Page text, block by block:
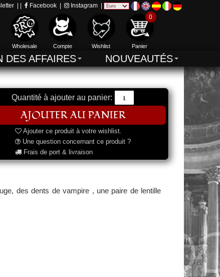
Facebook Instagram
Wholesale Compte Wishlist
0
Panier
DES AFFAIRES NOUVEAUTÉS
Quantité à ajouter au panier:
Ajouter ce produit à votre wishlist.
Une question concernant ce produit ?
Frais de port & livraison
des dents de vampire , une paire de lentille